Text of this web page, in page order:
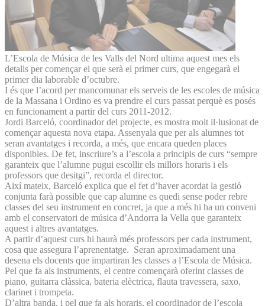
L’Escola de Música de les Valls del Nord ultima aquest mes els
detalls per començar el que serà el primer curs, que engegarà el
primer dia laborable d’octubre.
I és que l’acord per mancomunar els serveis de les escoles de música
de la Massana i Ordino es va prendre el curs passat perquè es posés
en funcionament a partir del curs 2011-2012.
Jordi Barceló, coordinador del projecte, es mostra molt il·lusionat de
començar aquesta nova etapa. Assenyala que per als alumnes tot
seran avantatges i recorda, a més, que encara queden places
disponibles. De fet, inscriure’s a l’escola a principis de curs “sempre
garanteix que l’alumne pugui escollir els millors horaris i els
professors que desitgi”, recorda el director.
Així mateix, Barceló explica que el fet d’haver acordat la gestió
conjunta farà possible que cap alumne es quedi sense poder rebre
classes del seu instrument en concret, ja que a més hi ha un conveni
amb el conservatori de música d’Andorra la Vella que garanteix
aquest i altres avantatges.
A partir d’aquest curs hi haurà més professors per cada instrument,
cosa que assegura l’aprenentatge. Seran aproximadament una
desena els docents que impartiran les classes a l’Escola de Música.
Pel que fa als instruments, el centre començarà oferint classes de
piano, guitarra clàssica, bateria elèctrica, flauta travessera, saxo,
clarinet i trompeta.
D’altra banda, i pel que fa als horaris, el coordinador de l’escola